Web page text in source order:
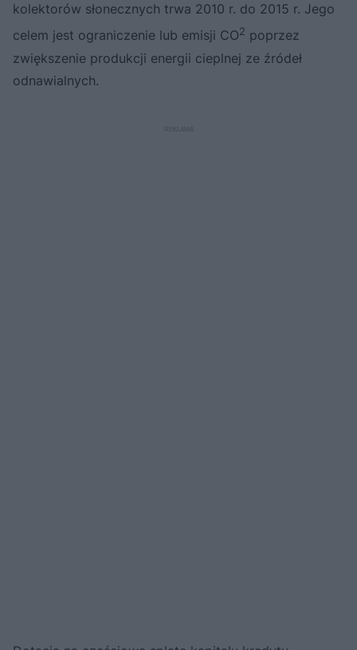
kolektorów słonecznych trwa 2010 r. do 2015 r. Jego
celem jest ograniczenie lub emisji CO2 poprzez
zwiększenie produkcji energii cieplnej ze źródeł
odnawialnych.